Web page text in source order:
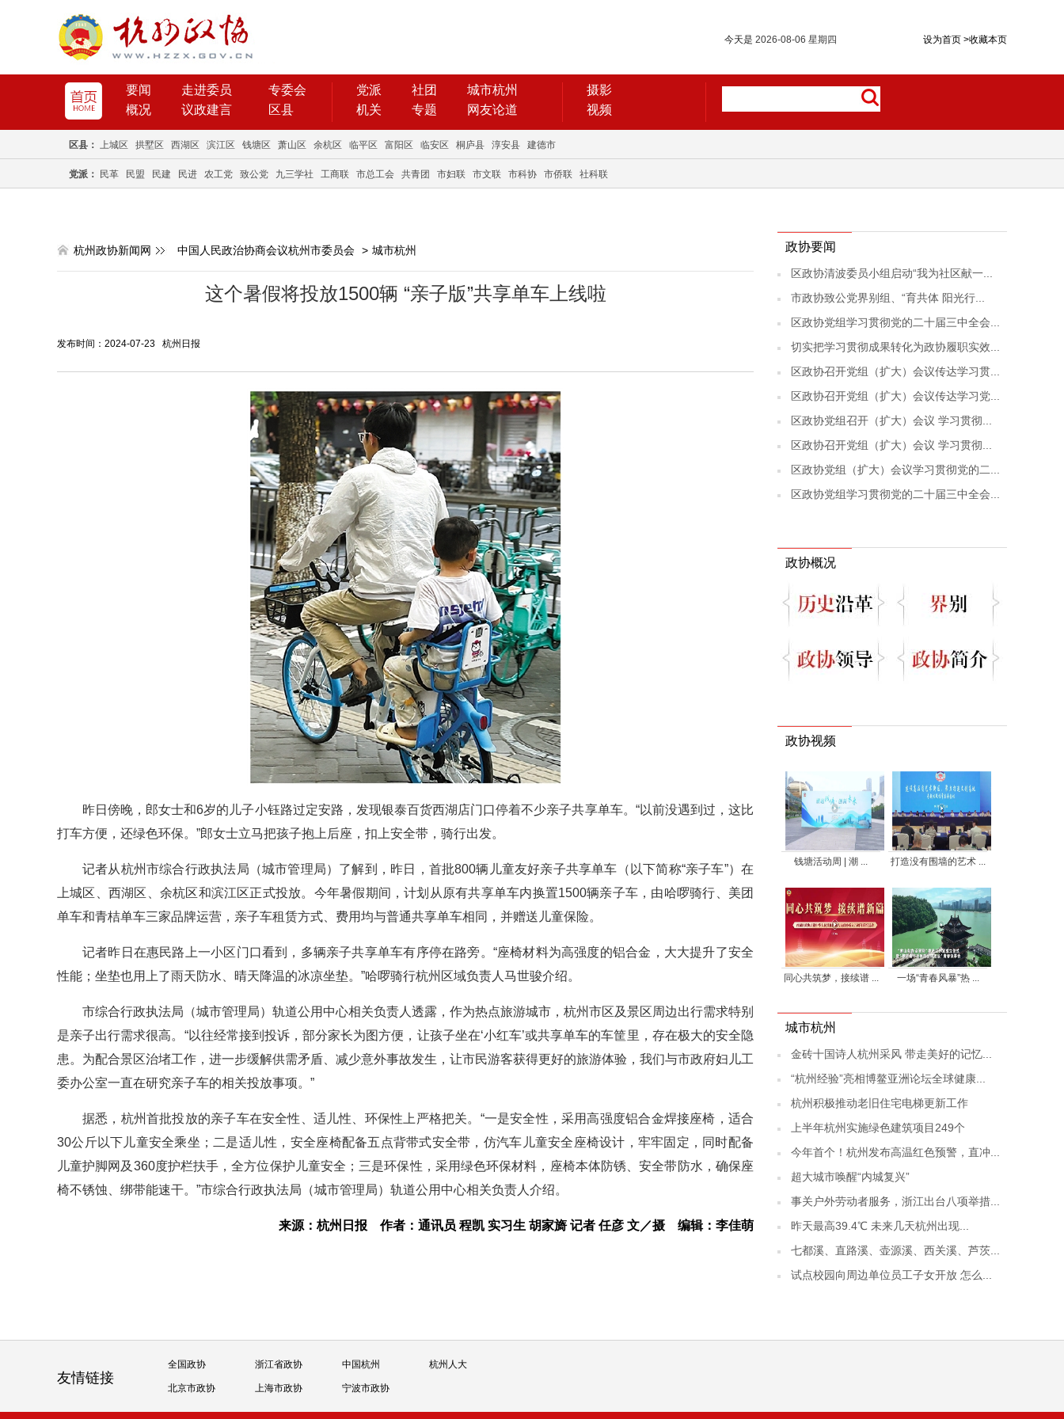
设为首页 >收藏本页
今天是 2026-08-06 星期四
要闻 走进委员
专委会
概况
议政建言 区县
党派 社团
城市杭州
机关
专题 网友论道
摄影
视频
区县： 上城区 拱墅区 西湖区 滨江区 钱塘区 萧山区 余杭区 临平区 富阳区 临安区 桐庐县 淳安县 建德市
党派： 民革 民盟 民建 民进 农工党 致公党 九三学社 工商联 市总工会 共青团 市妇联 市文联 市科协 市侨联 社科联
杭州政协新闻网 中国人民政治协商会议杭州市委员会 > 城市杭州
这个暑假将投放1500辆 “亲子版”共享单车上线啦
发布时间：2024-07-23 杭州日报
昨日傍晚，郎女士和6岁的儿子小钰路过定安路，发现银泰百货西湖店门口停着不少亲子共享单车。“以前没遇到过，这比
打车方便，还绿色环保。”郎女士立马把孩子抱上后座，扣上安全带，骑行出发。
记者从杭州市综合行政执法局（城市管理局）了解到，昨日，首批800辆儿童友好亲子共享单车（以下简称“亲子车”）在
上城区、西湖区、余杭区和滨江区正式投放。今年暑假期间，计划从原有共享单车内换置1500辆亲子车，由哈啰骑行、美团
单车和青桔单车三家品牌运营，亲子车租赁方式、费用均与普通共享单车相同，并赠送儿童保险。
记者昨日在惠民路上一小区门口看到，多辆亲子共享单车有序停在路旁。“座椅材料为高强度的铝合金，大大提升了安全
性能；坐垫也用上了雨天防水、晴天降温的冰凉坐垫。”哈啰骑行杭州区域负责人马世骏介绍。
市综合行政执法局（城市管理局）轨道公用中心相关负责人透露，作为热点旅游城市，杭州市区及景区周边出行需求特别
是亲子出行需求很高。“以往经常接到投诉，部分家长为图方便，让孩子坐在‘小红车’或共享单车的车筐里，存在极大的安全隐
患。为配合景区治堵工作，进一步缓解供需矛盾、减少意外事故发生，让市民游客获得更好的旅游体验，我们与市政府妇儿工
委办公室一直在研究亲子车的相关投放事项。”
据悉，杭州首批投放的亲子车在安全性、适儿性、环保性上严格把关。“一是安全性，采用高强度铝合金焊接座椅，适合
30公斤以下儿童安全乘坐；二是适儿性，安全座椅配备五点背带式安全带，仿汽车儿童安全座椅设计，牢牢固定，同时配备
儿童护脚网及360度护栏扶手，全方位保护儿童安全；三是环保性，采用绿色环保材料，座椅本体防锈、安全带防水，确保座
椅不锈蚀、绑带能速干。”市综合行政执法局（城市管理局）轨道公用中心相关负责人介绍。
来源：杭州日报 作者：通讯员 程凯 实习生 胡家旖 记者 任彦 文／摄 编辑：李佳萌
政协要闻
区政协清波委员小组启动“我为社区献一...
市政协致公党界别组、“育共体 阳光行...
区政协党组学习贯彻党的二十届三中全会...
切实把学习贯彻成果转化为政协履职实效...
区政协召开党组（扩大）会议传达学习贯...
区政协召开党组（扩大）会议传达学习党...
区政协党组召开（扩大）会议 学习贯彻...
区政协召开党组（扩大）会议 学习贯彻...
区政协党组（扩大）会议学习贯彻党的二...
区政协党组学习贯彻党的二十届三中全会...
政协概况
政协视频
钱塘活动周 | 潮 ... 打造没有围墙的艺术 ...
同心共筑梦，接续谱 ... 一场“青春风暴”热 ...
城市杭州
金砖十国诗人杭州采风 带走美好的记忆...
“杭州经验”亮相博鳌亚洲论坛全球健康...
杭州积极推动老旧住宅电梯更新工作
上半年杭州实施绿色建筑项目249个
今年首个！杭州发布高温红色预警，直冲...
超大城市唤醒“内城复兴”
事关户外劳动者服务，浙江出台八项举措...
昨天最高39.4℃ 未来几天杭州出现...
七都溪、直路溪、壶源溪、西关溪、芦茨...
试点校园向周边单位员工子女开放 怎么...
友情链接
全国政协 浙江省政协 中国杭州 杭州人大
北京市政协 上海市政协 宁波市政协